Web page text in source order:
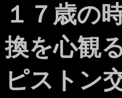
１７歳の
換を心観
ピストン